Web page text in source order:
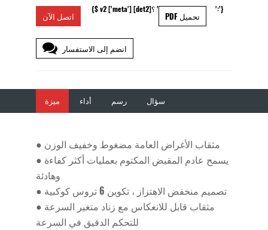
اتصل الآن
{$ v2 ['meta'] [det2]؟ '
PDF تحميل
':'}
انضم إلى الاستفسار
ميزة أداء رسم سؤال
● مثقاب الأغراض العامة مضغوط وخفيف الوزن
● يسمح عادم المقبض المكتوم بعمليات أكثر كفاءة
وهادئة
●
تصميم منخفض الاهتزاز ، تكوين 6 تروس كوكبية
● مثقاب قابل للانعكاس مع زناد متغير السرعة
للتحكم الدقيق في السرعة